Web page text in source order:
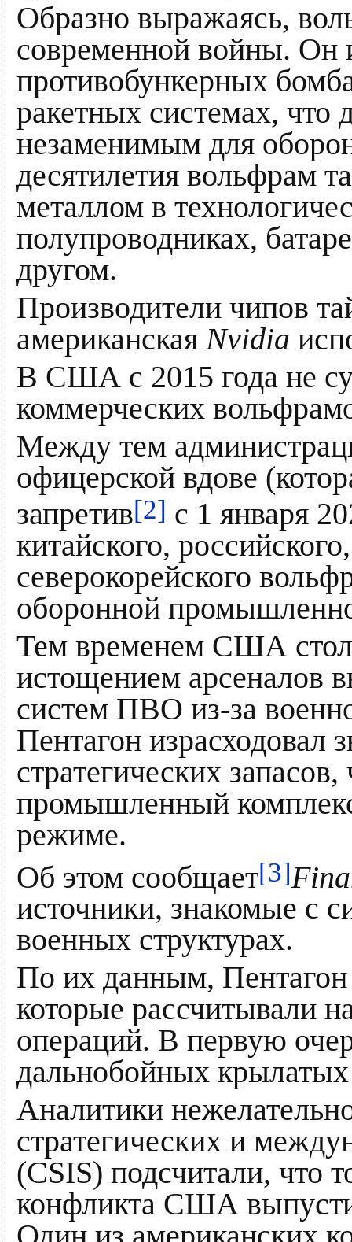
Образно выражаясь,
современной войны. Он
противобункерных
ракетных системах, что
незаменимым для
десятилетия вольфрам
металлом в
полупроводниках,
другом.
Производители чипов
американскаяNvidia
В США с 2015 года не
коммерческих
Между тем
офицерской вдове
запретив[2] с 1 января
китайского,
северокорейского
оборонной
Тем временем США
истощением арсеналов
систем ПВО из-за
Пентагон израсходовал
стратегических
промышленный
режиме.
Об этом сообщает[3]
источники, знакомые с
военных структурах.
По их данным, Пентагон
которые рассчитывали
операций. В первую
дальнобойных крылатых
Аналитики
стратегических и
(CSIS) подсчитали, что
конфликта США